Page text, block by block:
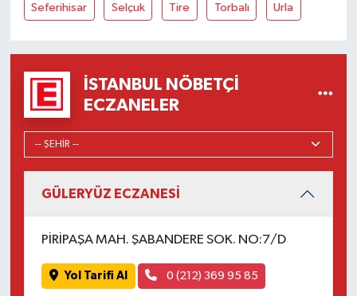
Seferihisar Selçuk Tire Torbalı Urla
İSTANBUL NÖBETÇI
ECZANELER
GÜLERYÜZ ECZANESİ
PİRİPAŞA MAH. ŞABANDERE SOK. NO:7/D
Yol Tarifi Al 0 (212) 369 95 85